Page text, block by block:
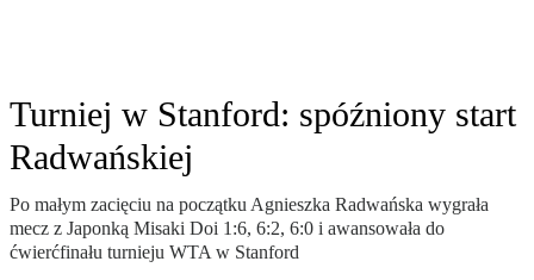
Turniej w Stanford: spóźniony start
Radwańskiej
Po małym zacięciu na początku Agnieszka Radwańska wygrała
mecz z Japonką Misaki Doi 1:6, 6:2, 6:0 i awansowała do
ćwierćfinału turnieju WTA w Stanford